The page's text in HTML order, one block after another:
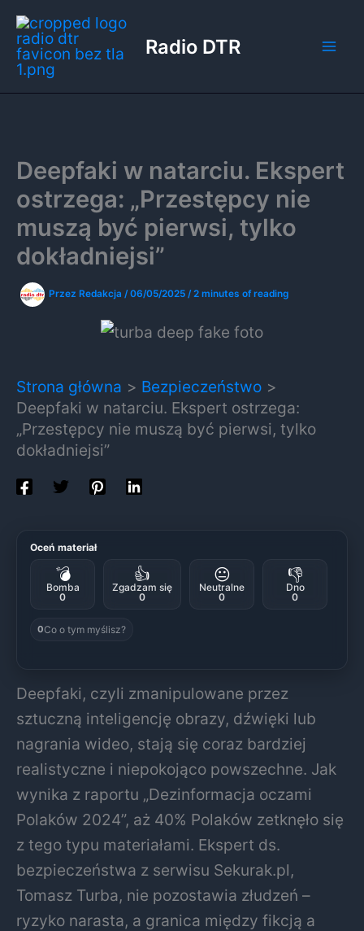
Przejdź
do
treści
Radio DTR
Deepfaki w natarciu. Ekspert
ostrzega: „Przestępcy nie
muszą być pierwsi, tylko
dokładniejsi”
Przez Redakcja /06/05/2025 /2 minutes of reading
Strona główna
Bezpieczeństwo
Deepfaki w natarciu. Ekspert ostrzega:
„Przestępcy nie muszą być pierwsi, tylko
dokładniejsi”
Oceń materiał
💣
Bomba
0
👍
Zgadzam się
0
😐
Neutralne
0
👎
Dno
0
0Co o tym myślisz?
Deepfaki, czyli zmanipulowane przez
sztuczną inteligencję obrazy, dźwięki lub
nagrania wideo, stają się coraz bardziej
realistyczne i niepokojąco powszechne. Jak
wynika z raportu „Dezinformacja oczami
Polaków 2024”, aż 40% Polaków zetknęło się
z tego typu materiałami. Ekspert ds.
bezpieczeństwa z serwisu Sekurak.pl,
Tomasz Turba, nie pozostawia złudzeń –
ryzyko narasta, a granica między fikcją a